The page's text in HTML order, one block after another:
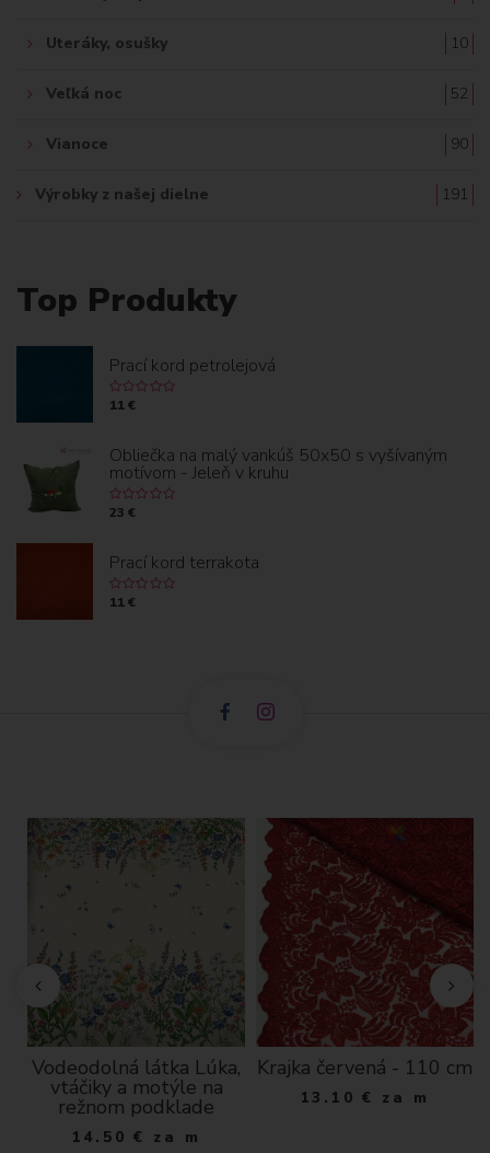
Uteráky, osušky 10
Veľká noc 52
Vianoce 90
Výrobky z našej dielne 191
Top Produkty
Prací kord petrolejová
11 €
Obliečka na malý vankúš 50x50 s vyšívaným
motívom - Jeleň v kruhu
23 €
Prací kord terrakota
11 €
Vodeodolná látka Lúka,
vtáčiky a motýle na
režnom podklade
14.50 € za m
Krajka červená - 110 cm
13.10 € za m